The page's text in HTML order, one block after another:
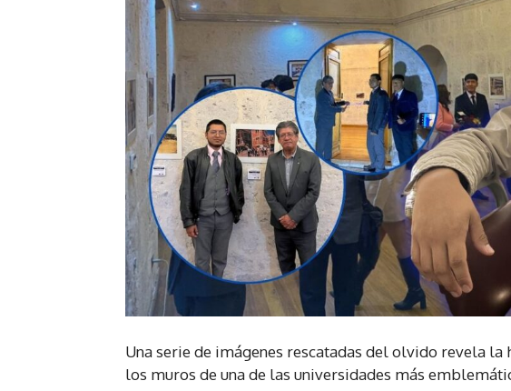
Una serie de imágenes rescatadas del olvido revela
los muros de una de las universidades más